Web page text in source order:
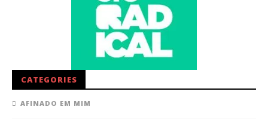
CATEGORIES
AFINADO EM MIM